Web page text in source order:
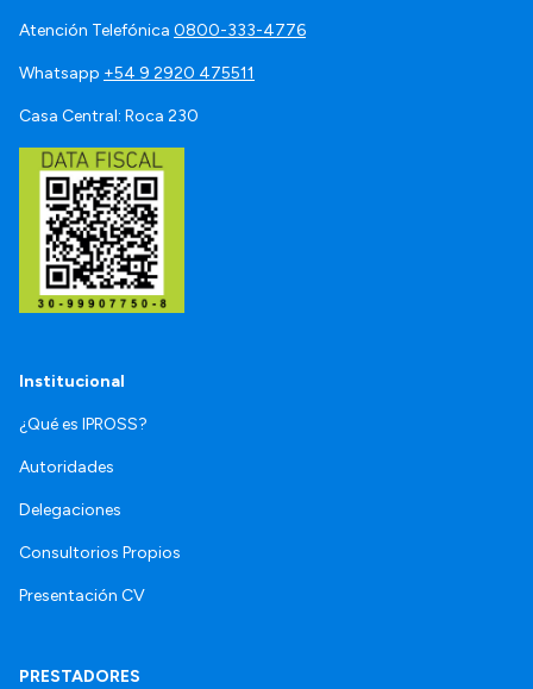
Atención Telefónica 0800-333-4776
Whatsapp +54 9 2920 475511
Casa Central: Roca 230
Institucional
¿Qué es IPROSS?
Autoridades
Delegaciones
Consultorios Propios
Presentación CV
PRESTADORES